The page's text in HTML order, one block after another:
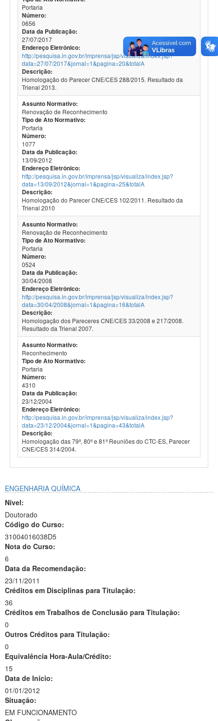
Portaria
Número:
0656
Data da Publicação:
27/07/2017
Endereço Eletrônico:
http://pesquisa.in.gov.br/imprensa/jsp/visualiza/index.jsp?
data=27/07/2017&jornal=1&pagina=20&totalA
Descrição:
Homologação do Parecer CNE/CES 288/2015. Resultado da
Trienal 2013.
Assunto Normativo:
Renovação de Reconhecimento
Tipo de Ato Normativo:
Portaria
Número:
1077
Data da Publicação:
13/09/2012
Endereço Eletrônico:
http://pesquisa.in.gov.br/imprensa/jsp/visualiza/index.jsp?
data=13/09/2012&jornal=1&pagina=25&totalA
Descrição:
Homologação do Parecer CNE/CES 102/2011. Resultado da
Trienal 2010
Assunto Normativo:
Renovação de Reconhecimento
Tipo de Ato Normativo:
Portaria
Número:
0524
Data da Publicação:
30/04/2008
Endereço Eletrônico:
http://pesquisa.in.gov.br/imprensa/jsp/visualiza/index.jsp?
data=30/04/2008&jornal=1&pagina=16&totalA
Descrição:
Homologação dos Pareceres CNE/CES 33/2008 e 217/2008.
Resultado da Trienal 2007.
Assunto Normativo:
Reconhecimento
Tipo de Ato Normativo:
Portaria
Número:
4310
Data da Publicação:
23/12/2004
Endereço Eletrônico:
http://pesquisa.in.gov.br/imprensa/jsp/visualiza/index.jsp?
data=23/12/2004&jornal=1&pagina=43&totalA
Descrição:
Homologação das 79ª, 80ª e 81ª Reuniões do CTC-ES, Parecer
CNE/CES 314/2004.
ENGENHARIA QUÍMICA
Nível:
Doutorado
Código do Curso:
31004016038D5
Nota do Curso:
6
Data da Recomendação:
23/11/2011
Créditos em Disciplinas para Titulação:
36
Créditos em Trabalhos de Conclusão para Titulação:
0
Outros Créditos para Titulação:
0
Equivalência Hora-Aula/Crédito:
15
Data de Início:
01/01/2012
Situação:
EM FUNCIONAMENTO